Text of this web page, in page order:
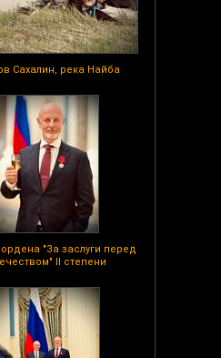
Сахалин, река Найба
"За заслуги перед
II степени